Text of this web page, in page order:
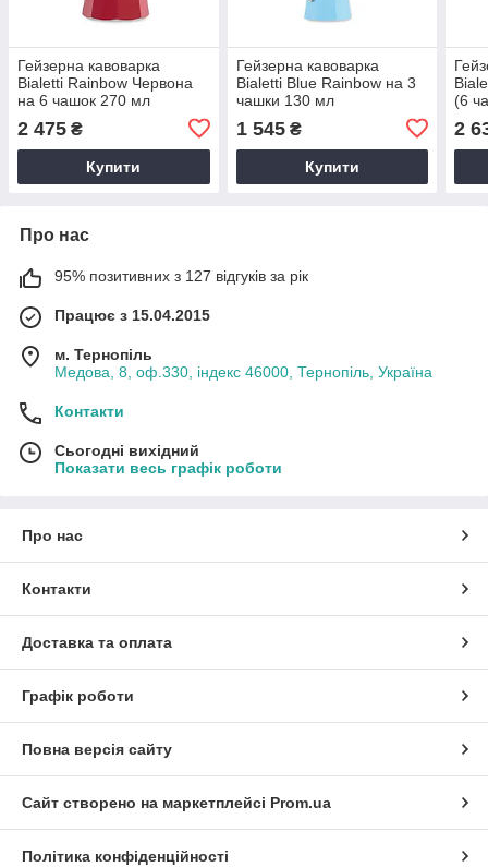
Гейзерна кавоварка
Bialetti Rainbow Червона
на 6 чашок 270 мл
2 475 ₴
Купити
Гейзерна кавоварка
Bialetti Blue Rainbow на 3
чашки 130 мл
1 545₴
Купити
(6
2
Про нас
95% позитивних з 127 відгуків за рік
Працює з 15.04.2015
м. Тернопіль
Медова, 8, оф.330, індекс 46000, Тернопіль, Україна
Контакти
Сьогодні вихідний
Показати весь графік роботи
Про нас
Контакти
Доставка та оплата
Графік роботи
Повна версія сайту
Сайт створено на маркетплейсі Prom.ua
Політика конфіденційності